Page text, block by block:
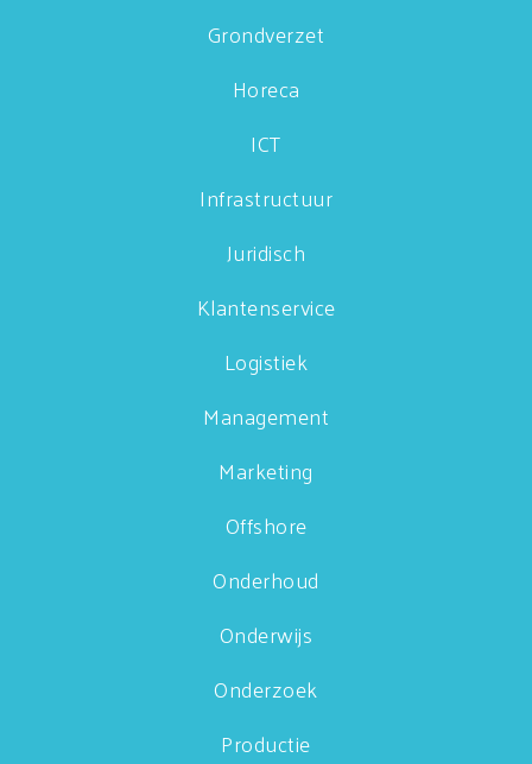
Grondverzet
Horeca
ICT
Infrastructuur
Juridisch
Klantenservice
Logistiek
Management
Marketing
Offshore
Onderhoud
Onderwijs
Onderzoek
Productie